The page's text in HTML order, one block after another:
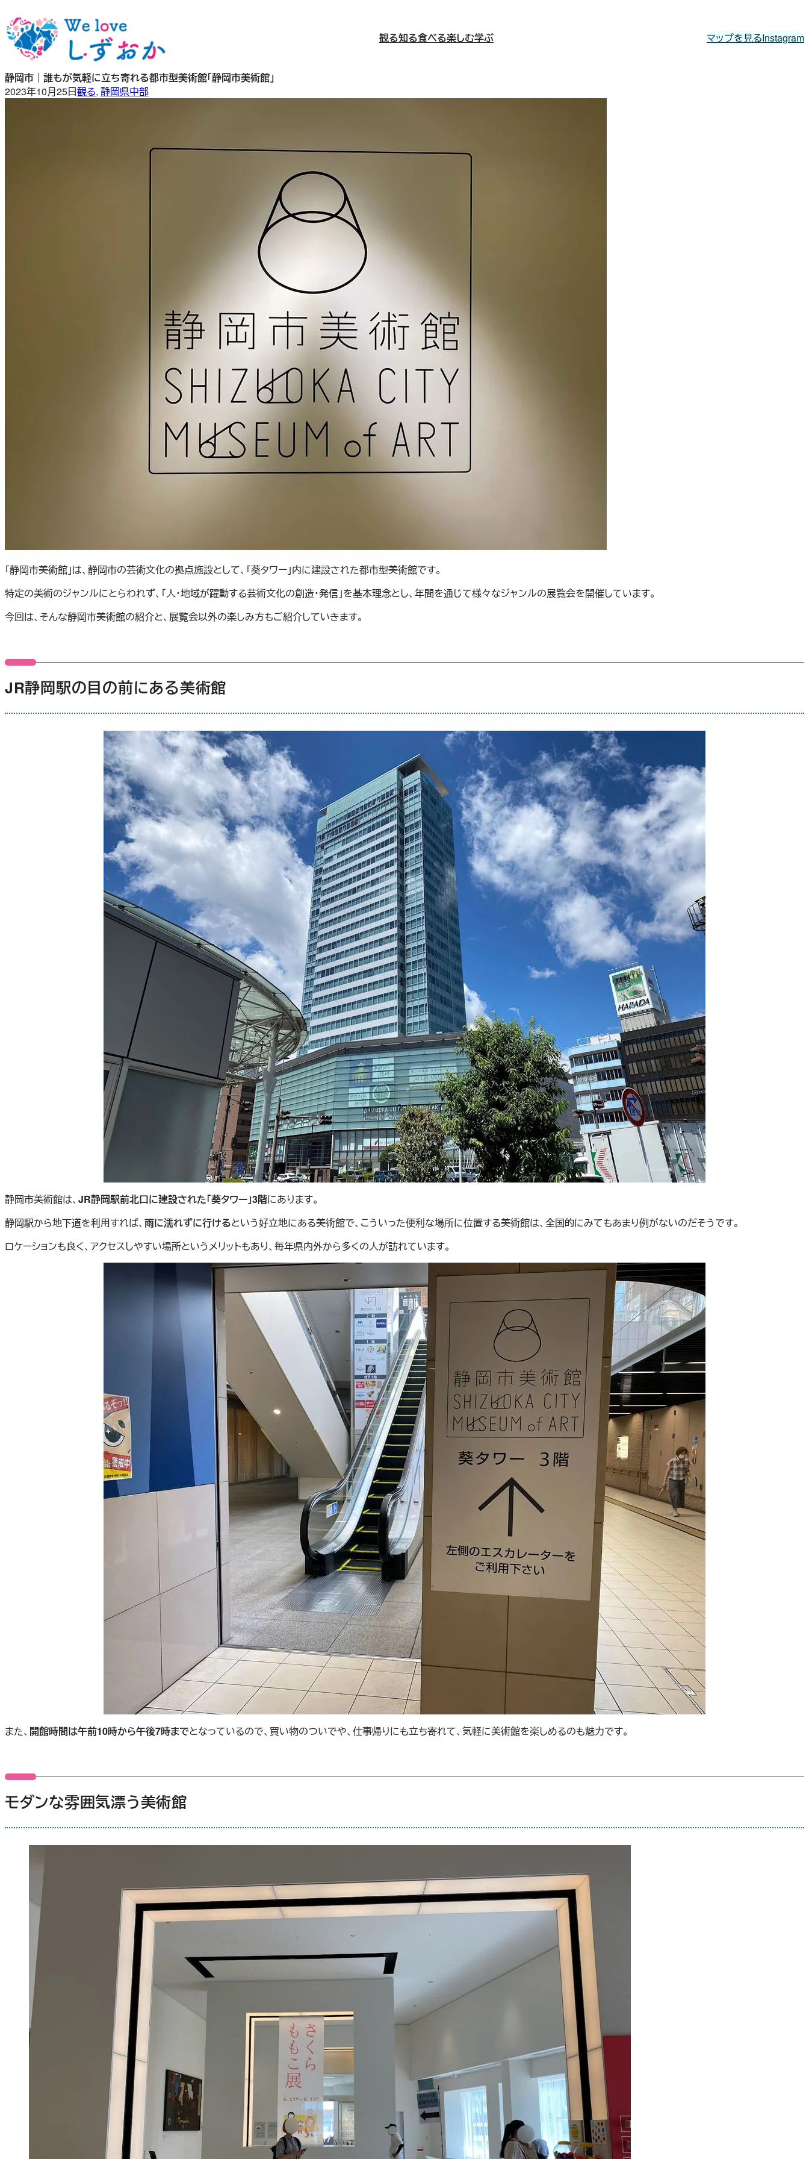
容
を
ッ
プ
観る知る食べる楽しむ学ぶ マップを見るInstagram
静岡市｜誰もが気軽に立ち寄れる都市型美術館「静岡市美術館」
2023年10月25日観る, 静岡県中部
「静岡市美術館」は、静岡市の芸術文化の拠点施設として、「葵タワー」内に建設された都市型美術館です。
特定の美術のジャンルにとらわれず、「人・地域が躍動する芸術文化の創造・発信」を基本理念とし、年間を通じて様々なジャンルの展覧会を開催しています。
今回は、そんな静岡市美術館の紹介と、展覧会以外の楽しみ方もご紹介していきます。
JR静岡駅の目の前にある美術館
静岡市美術館は、 JR静岡駅前北口に建設された「葵タワー」3階にあります。
静岡駅から地下道を利用すれば、 雨に濡れずに行けるという好立地にある美術館で、こういった便利な場所に位置する美術館は、全国的にみてもあまり例がないのだそうです。
ロケーションも良く、アクセスしやすい場所というメリットもあり、毎年県内外から多くの人が訪れています。
また、 開館時間は午前10時から午後7時までとなっているので、買い物のついでや、仕事帰りにも立ち寄れて、気軽に美術館を楽しめるのも魅力です。
モダンな雰囲気漂う美術館